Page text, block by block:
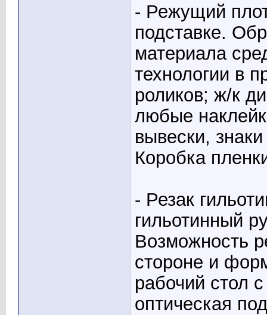
- Режущий
подставке.
материала
технологии в
роликов; ж/к
любые
вывески,
Коробка
- Резак
гильотинный
Возможность
стороне и
рабочий стол
оптическая